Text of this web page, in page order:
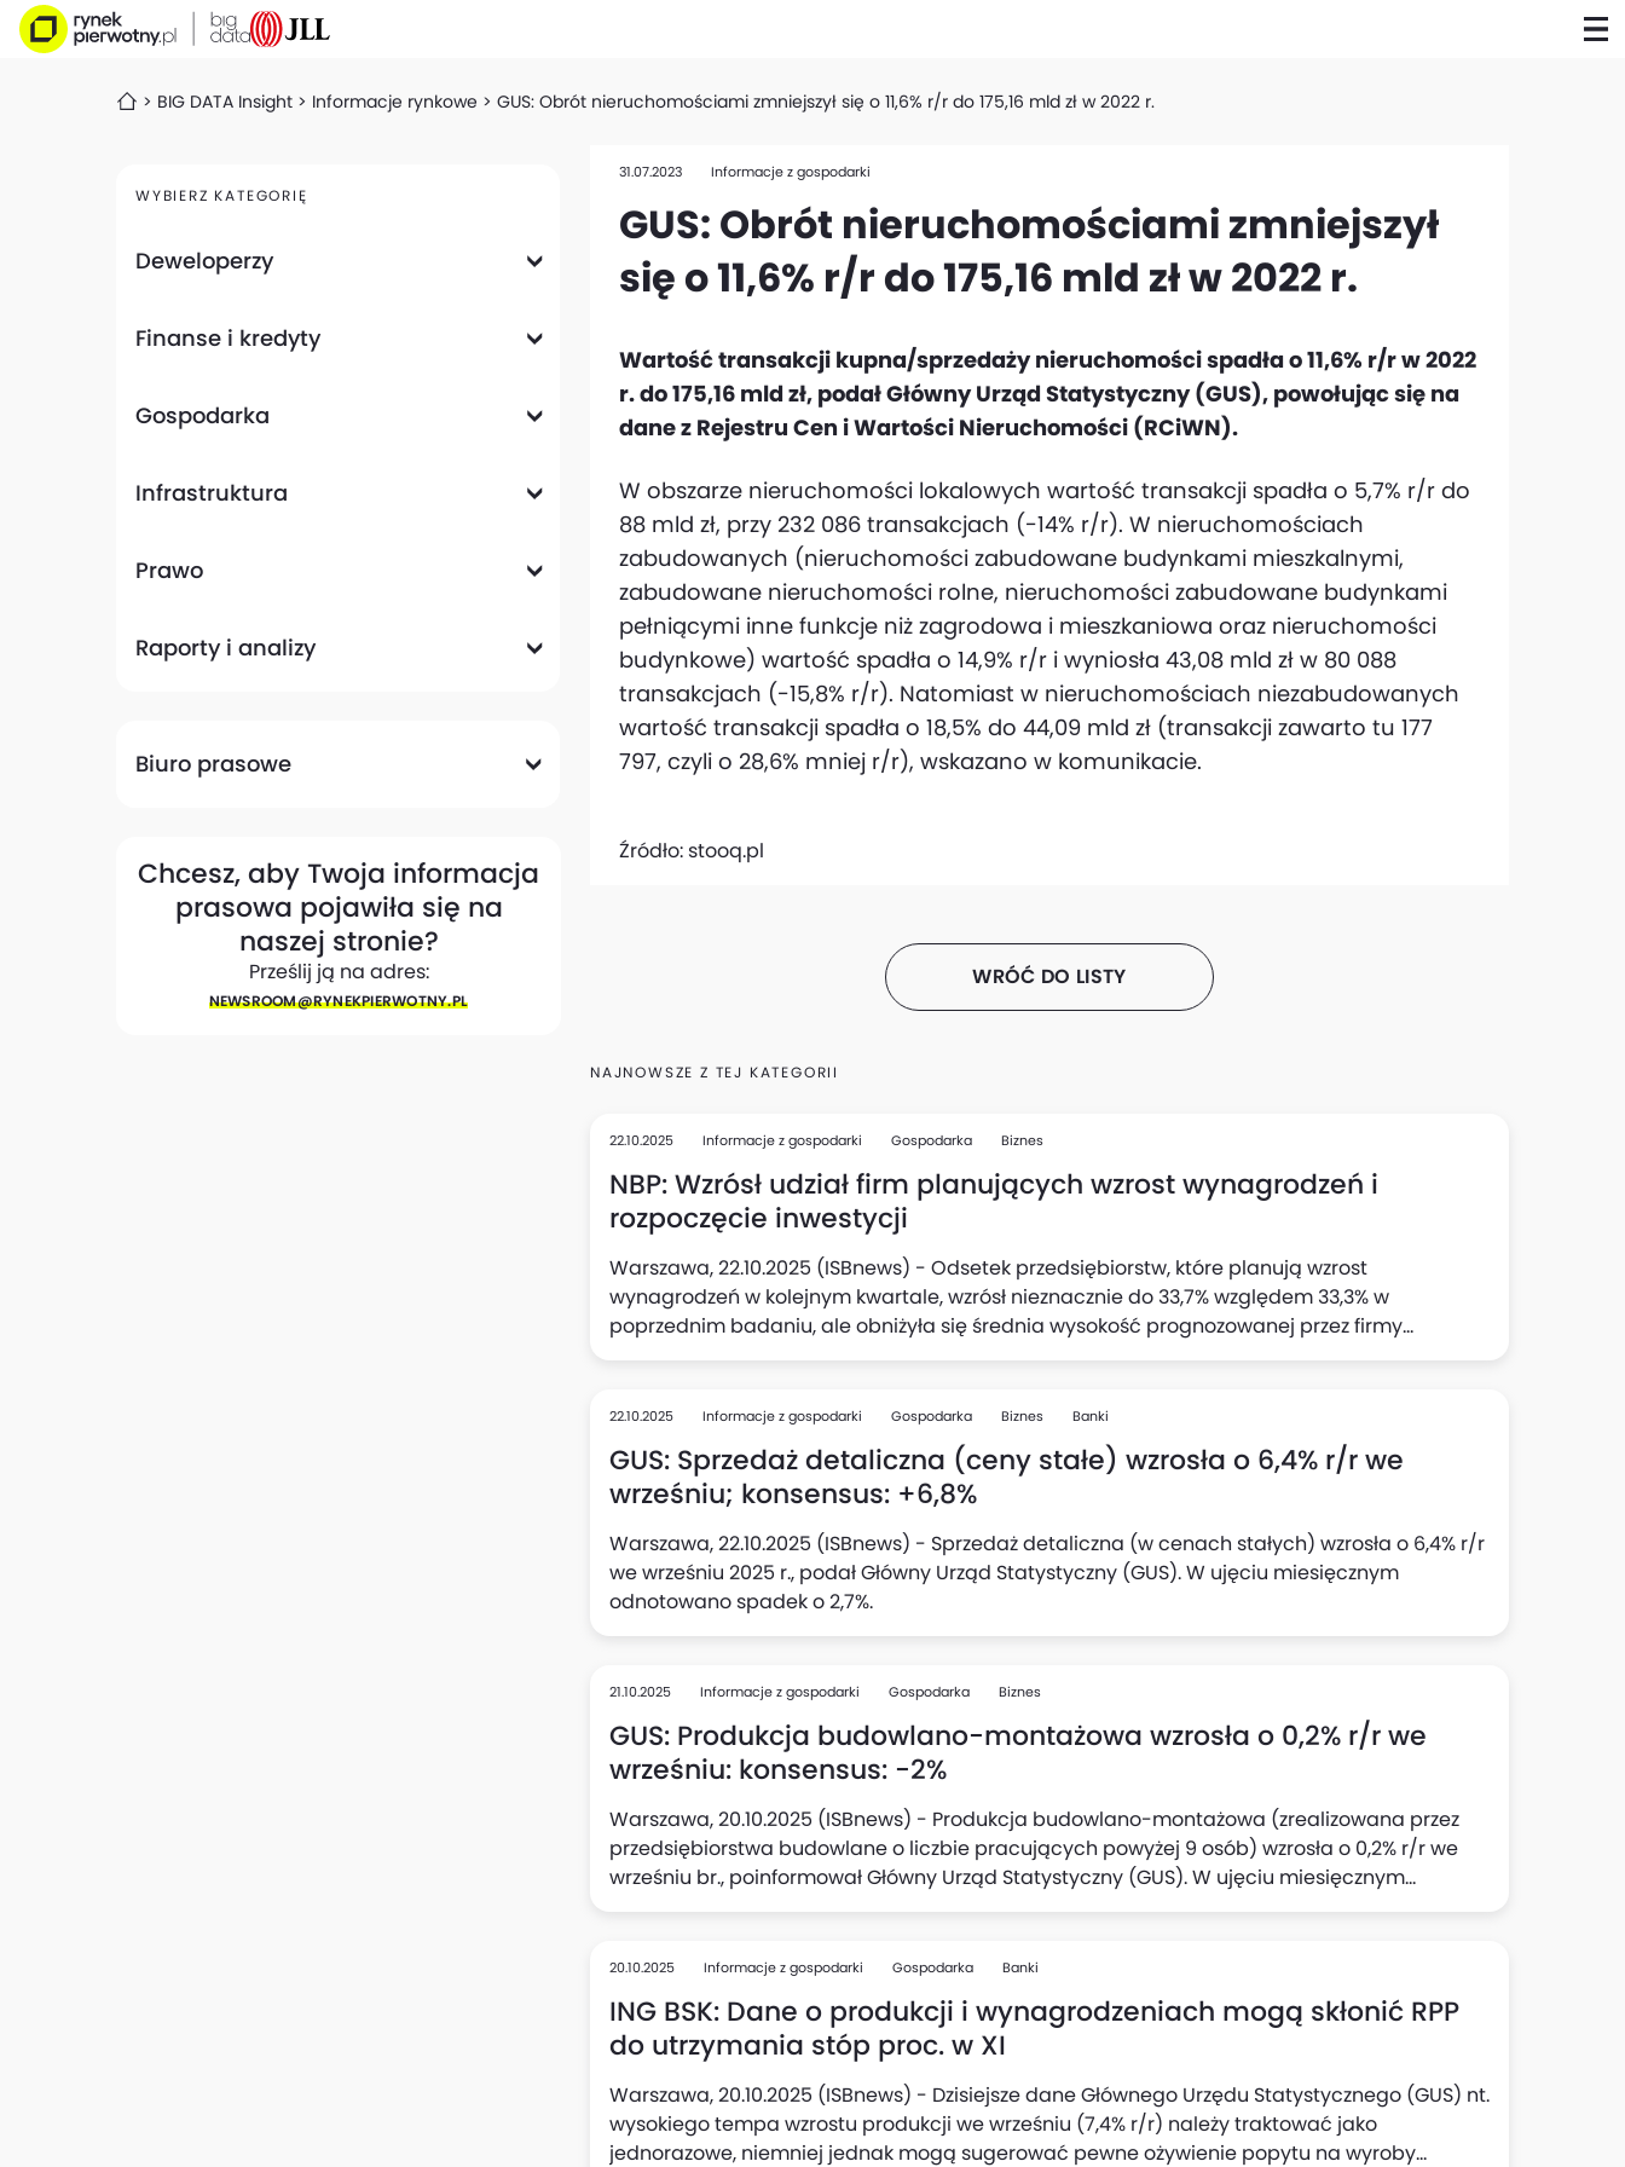
BIG DATA Insight Informacje rynkowe GUS: Obrót nieruchomościami zmniejszył się o 11,6% r/r do 175,16 mld zł w 2022 r.
WYBIERZ KATEGORIĘ
Deweloperzy
Finanse i kredyty
Gospodarka
Infrastruktura
Prawo
Raporty i analizy
Biuro prasowe
Chcesz, aby Twoja informacja
prasowa pojawiła się na
naszej stronie?
Prześlij ją na adres:
NEWSROOM@​RYNEKPIERWOTNY.PL
31.07.2023 Informacje z gospodarki
GUS: Obrót nieruchomościami zmniejszył
się o 11,6% r/r do 175,16 mld zł w 2022 r.
Wartość transakcji kupna/sprzedaży nieruchomości spadła o 11,6% r/r w 2022
r. do 175,16 mld zł, podał Główny Urząd Statystyczny (GUS), powołując się na
dane z Rejestru Cen i Wartości Nieruchomości (RCiWN).
W obszarze nieruchomości lokalowych wartość transakcji spadła o 5,7% r/r do
88 mld zł, przy 232 086 transakcjach (-14% r/r). W nieruchomościach
zabudowanych (nieruchomości zabudowane budynkami mieszkalnymi,
zabudowane nieruchomości rolne, nieruchomości zabudowane budynkami
pełniącymi inne funkcje niż zagrodowa i mieszkaniowa oraz nieruchomości
budynkowe) wartość spadła o 14,9% r/r i wyniosła 43,08 mld zł w 80 088
transakcjach (-15,8% r/r). Natomiast w nieruchomościach niezabudowanych
wartość transakcji spadła o 18,5% do 44,09 mld zł (transakcji zawarto tu 177
797, czyli o 28,6% mniej r/r), wskazano w komunikacie.
Źródło:stooq.pl
WRÓĆ DO LISTY
NAJNOWSZE Z TEJ KATEGORII
22.10.2025 Informacje z gospodarki Gospodarka Biznes
NBP: Wzrósł udział firm planujących wzrost wynagrodzeń i
rozpoczęcie inwestycji
Warszawa, 22.10.2025 (ISBnews) - Odsetek przedsiębiorstw, które planują wzrost
wynagrodzeń w kolejnym kwartale, wzrósł nieznacznie do 33,7% względem 33,3% w
poprzednim badaniu, ale obniżyła się średnia wysokość prognozowanej przez firmy
podwyżki (do 5,1%, wobec 5,3% kwartał wcześniej), wynika z "Szybkiego Monitoringu NBP". Z
deklarujących zamiar rozpoczęcia nowych inwestycji: do 23,1% względem 22% z badania w II
22.10.2025 Informacje z gospodarki Gospodarka Biznes Banki
GUS: Sprzedaż detaliczna (ceny stałe) wzrosła o 6,4% r/r we
wrześniu; konsensus: +6,8%
Warszawa, 22.10.2025 (ISBnews) - Sprzedaż detaliczna (w cenach stałych) wzrosła o 6,4% r/r
we wrześniu 2025 r., podał Główny Urząd Statystyczny (GUS). W ujęciu miesięcznym
odnotowano spadek o 2,7%.
21.10.2025 Informacje z gospodarki Gospodarka Biznes
GUS: Produkcja budowlano-montażowa wzrosła o 0,2% r/r we
wrześniu: konsensus: -2%
Warszawa, 20.10.2025 (ISBnews) - Produkcja budowlano-montażowa (zrealizowana przez
przedsiębiorstwa budowlane o liczbie pracujących powyżej 9 osób) wzrosła o 0,2% r/r we
wrześniu br., poinformował Główny Urząd Statystyczny (GUS). W ujęciu miesięcznym
odnotowano wzrost o 20,6%.
20.10.2025 Informacje z gospodarki Gospodarka Banki
ING BSK: Dane o produkcji i wynagrodzeniach mogą skłonić RPP
do utrzymania stóp proc. w XI
Warszawa, 20.10.2025 (ISBnews) - Dzisiejsze dane Głównego Urzędu Statystycznego (GUS) nt.
wysokiego tempa wzrostu produkcji we wrześniu (7,4% r/r) należy traktować jako
jednorazowe, niemniej jednak mogą sugerować pewne ożywienie popytu na wyroby